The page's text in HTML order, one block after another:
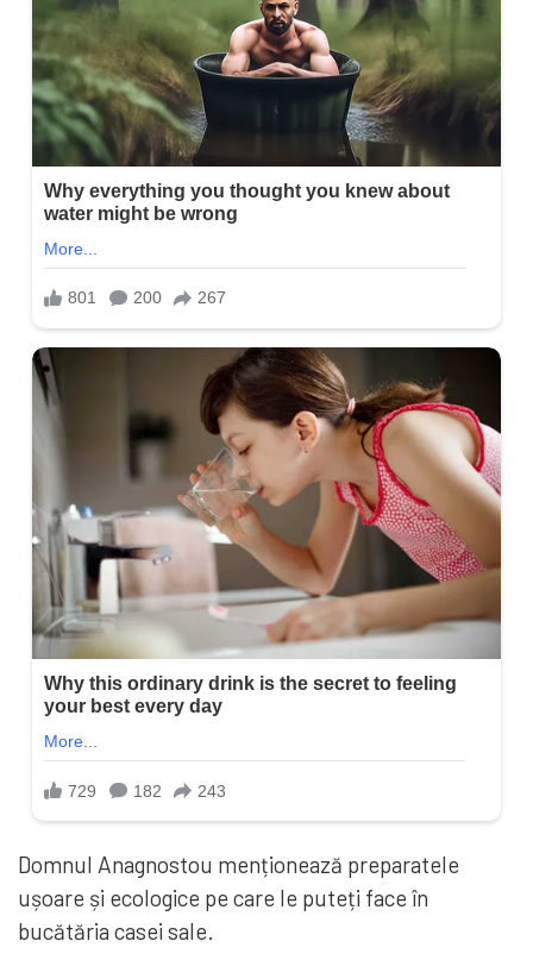
Domnul Anagnostou menționează preparatele
ușoare și ecologice pe care le puteți face în
bucătăria casei sale.